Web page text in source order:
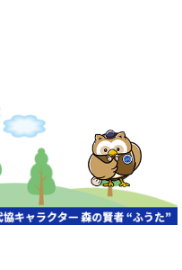
掲載
山梨日日新聞 2026年度通常総会